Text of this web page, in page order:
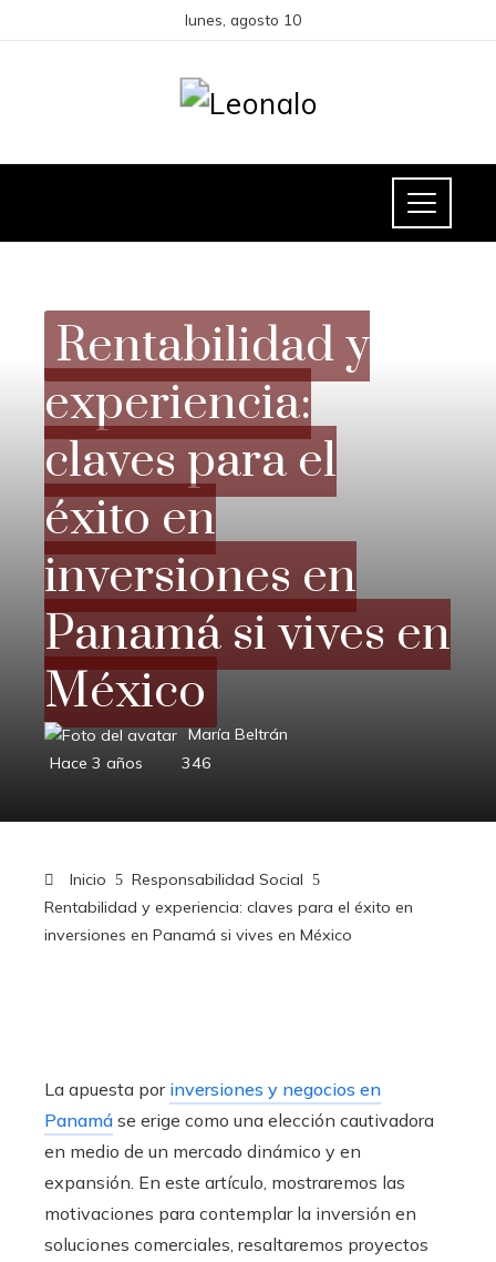
lunes, agosto 10
Rentabilidad y
experiencia:
claves para el
éxito en
inversiones en
Panamá si vives en
México
María Beltrán
Hace 3 años
346
Inicio
Responsabilidad Social
Rentabilidad y experiencia: claves para el éxito en
inversiones en Panamá si vives en México
La apuesta por inversiones y negocios en
Panamá se erige como una elección cautivadora
en medio de un mercado dinámico y en
expansión. En este artículo, mostraremos las
motivaciones para contemplar la inversión en
soluciones comerciales, resaltaremos proyectos